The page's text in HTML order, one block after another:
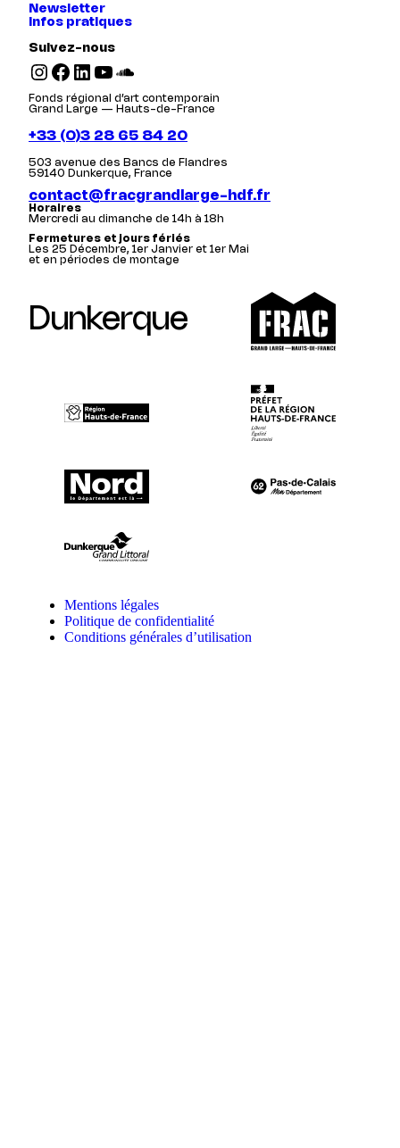
Newsletter
Infos pratiques
Suivez-nous
Instagram Facebook LinkedIn YouTube SoundCloud
Fonds régional d’art contemporain
Grand Large — Hauts-de-France
+33 (0)3 28 65 84 20
503 avenue des Bancs de Flandres
59140 Dunkerque, France
contact@fracgrandlarge-hdf.fr
Horaires
Mercredi au dimanche de 14h à 18h
Fermetures et jours fériés
Les 25 Décembre, 1er Janvier et 1er Mai
et en périodes de montage
Dunkerque
Mentions légales
Politique de confidentialité
Conditions générales d’utilisation